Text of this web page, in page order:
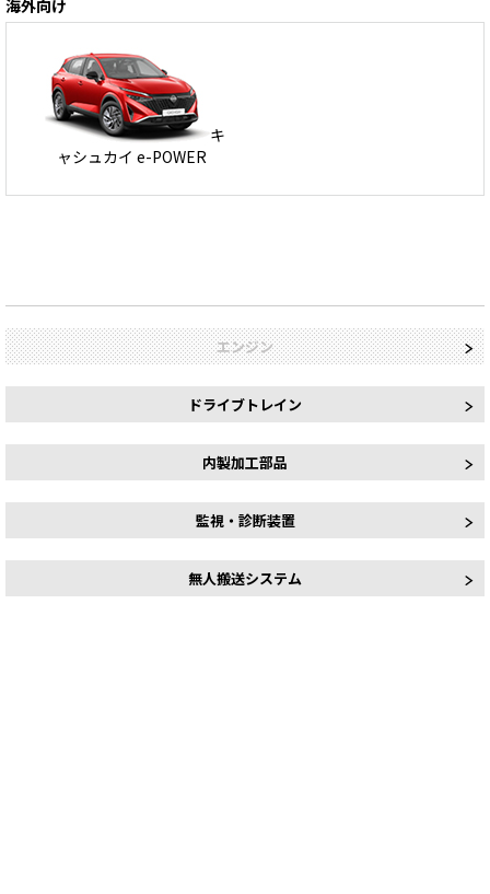
海外向け
キ
ャシュカイ e-POWER
エンジン
ドライブトレイン
内製加工部品
監視・診断装置
無人搬送システム